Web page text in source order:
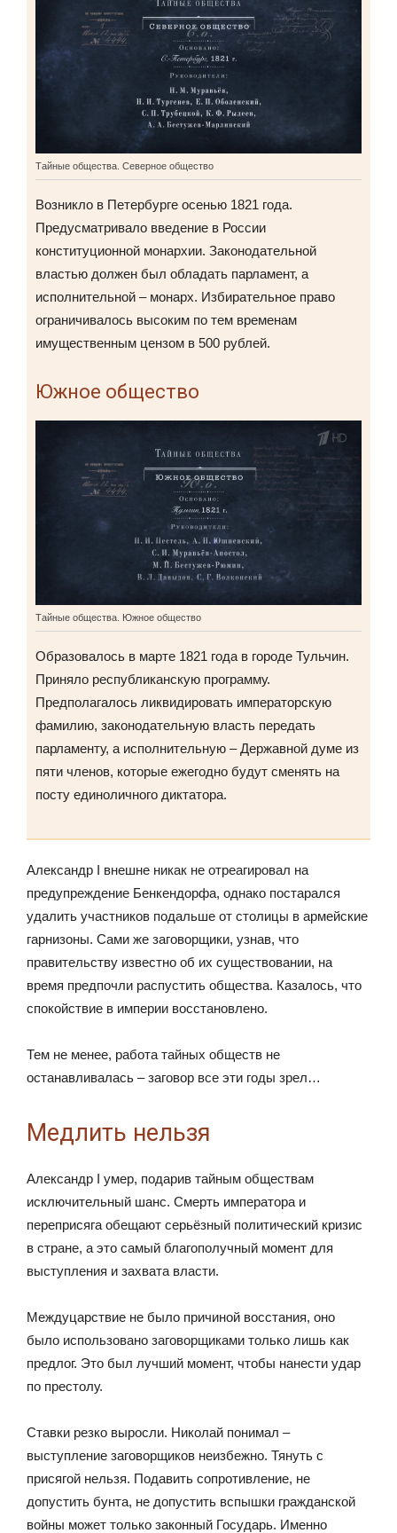
Тайные общества. Северное общество
Возникло в Петербурге осенью 1821 года.
Предусматривало введение в России
конституционной монархии. Законодательной
властью должен был обладать парламент, а
исполнительной – монарх. Избирательное право
ограничивалось высоким по тем временам
имущественным цензом в 500 рублей.
Южное общество
Тайные общества. Южное общество
Образовалось в марте 1821 года в городе Тульчин.
Приняло республиканскую программу.
Предполагалось ликвидировать императорскую
фамилию, законодательную власть передать
парламенту, а исполнительную – Державной думе из
пяти членов, которые ежегодно будут сменять на
посту единоличного диктатора.
Александр I внешне никак не отреагировал на
предупреждение Бенкендорфа, однако постарался
удалить участников подальше от столицы в армейские
гарнизоны. Сами же заговорщики, узнав, что
правительству известно об их существовании, на
время предпочли распустить общества. Казалось, что
спокойствие в империи восстановлено.
Тем не менее, работа тайных обществ не
останавливалась – заговор все эти годы зрел…
Медлить нельзя
Александр I умер, подарив тайным обществам
исключительный шанс. Смерть императора и
переприсяга обещают серьёзный политический кризис
в стране, а это самый благополучный момент для
выступления и захвата власти.
Междуцарствие не было причиной восстания, оно
было использовано заговорщиками только лишь как
предлог. Это был лучший момент, чтобы нанести удар
по престолу.
Ставки резко выросли. Николай понимал –
выступление заговорщиков неизбежно. Тянуть с
присягой нельзя. Подавить сопротивление, не
допустить бунта, не допустить вспышки гражданской
войны может только законный Государь. Именно